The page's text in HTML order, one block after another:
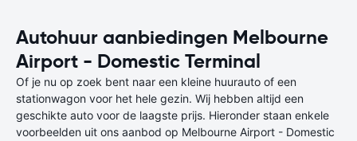
Autohuur aanbiedingen Melbourne
Airport - Domestic Terminal
Of je nu op zoek bent naar een kleine huurauto of een
stationwagon voor het hele gezin. Wij hebben altijd een
geschikte auto voor de laagste prijs. Hieronder staan enkele
voorbeelden uit ons aanbod op Melbourne Airport - Domestic